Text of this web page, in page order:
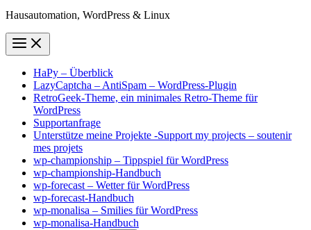
Hausautomation, WordPress & Linux
HaPy – Überblick
LazyCaptcha – AntiSpam – WordPress-Plugin
RetroGeek-Theme, ein minimales Retro-Theme für
WordPress
Supportanfrage
Unterstütze meine Projekte -Support my projects – soutenir
mes projets
wp-championship – Tippspiel für WordPress
wp-championship-Handbuch
wp-forecast – Wetter für WordPress
wp-forecast-Handbuch
wp-monalisa – Smilies für WordPress
wp-monalisa-Handbuch